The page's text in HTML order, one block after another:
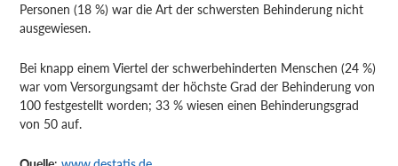
Personen (18 %) war die Art der schwersten Behinderung nicht
ausgewiesen.
Bei knapp einem Viertel der schwerbehinderten Menschen (24 %)
war vom Versorgungs­amt der höchste Grad der Behinderung von
100 festgestellt worden; 33 % wiesen einen Behinderungsgrad
von 50 auf.